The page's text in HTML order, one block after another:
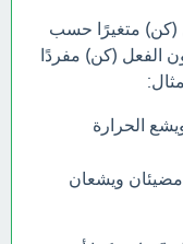
(كن) متغيرًا حسب
الفعل (كن) مفردًا
الحرارة
ويشعان